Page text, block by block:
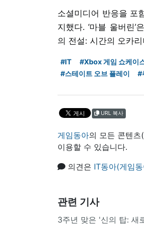
소셜미디어 반응을 포
지했다. ‘마블 울버린’
의 전설: 시간의 오카
#IT #Xbox 게임 쇼케이
#스테이트 오브 플레이
#
URL 복사
게임동아의 모든 콘텐츠
이용할 수 있습니다.
의견은 IT동아(게임
관련 기사
3주년 맞은 '신의 탑: 새